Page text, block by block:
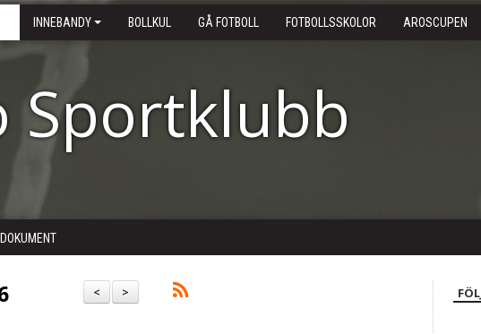
INNEBANDY BOLLKUL GÅ FOTBOLL FOTBOLLSSKOLOR AROSCUPEN
Sportklubb
DOKUMENT
>
<